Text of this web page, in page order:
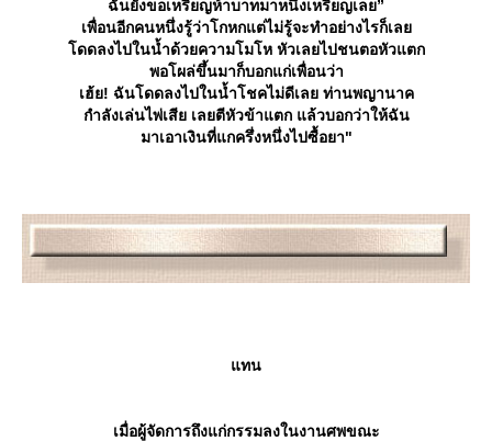
ฉันยังขอเหรียญห้าบาทมาหนึ่งเหรียญเลย”
เพื่อนอีกคนหนึ่งรู้ว่าโกหกแต่ไม่รู้จะทำอย่างไรก็เล
ดดลงไปในน้ำด้วยความโมโห หัวเลยไปชนตอหัวแตก
พอโผล่ขึ้นมาก็บอกแก่เพื่อนว่า
เฮ้ย! ฉันโดดลงไปในน้ำโชคไม่ดีเลย ท่านพญานาค
กำลังเล่นไพ่เสีย เลยตีหัวข้าแตก แล้วบอกว่าให้ฉัน
มาเอาเงินที่แกครึ่งหนึ่งไปซื้อยา"
ทน
เมื่อผู้จัดการถึงแก่กรรมลงในงานศพขณะ